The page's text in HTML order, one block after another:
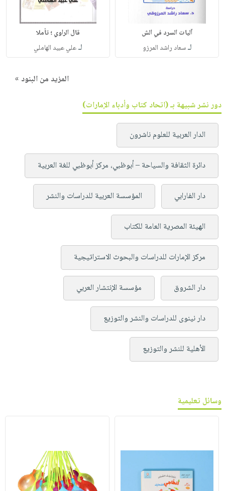
آليات السرد في الش
لـسعاد راشد المرزو
قال الراوي ؛ تأملا
لـعلي عبيد الهاملي
المزيد من البنود »
دور نشر شبيهة بـ (اتحاد كتاب وأدباء الإمارات)
الدار العربية للعلوم ناشرون
دائرة الثقافة والسياحة – أبوظبي، مركز أبوظبي للغة العربية
دار الفارابي المؤسسة العربية للدراسات والنشر
الهيئة المصرية العامة للكتاب
مركز الإمارات للدراسات والبحوث الاستراتيجية
دار الشروق مؤسسة الإنتشار العربي
دار نينوى للدراسات والنشر والتوزيع
الأهلية للنشر والتوزيع
وسائل تعليمية